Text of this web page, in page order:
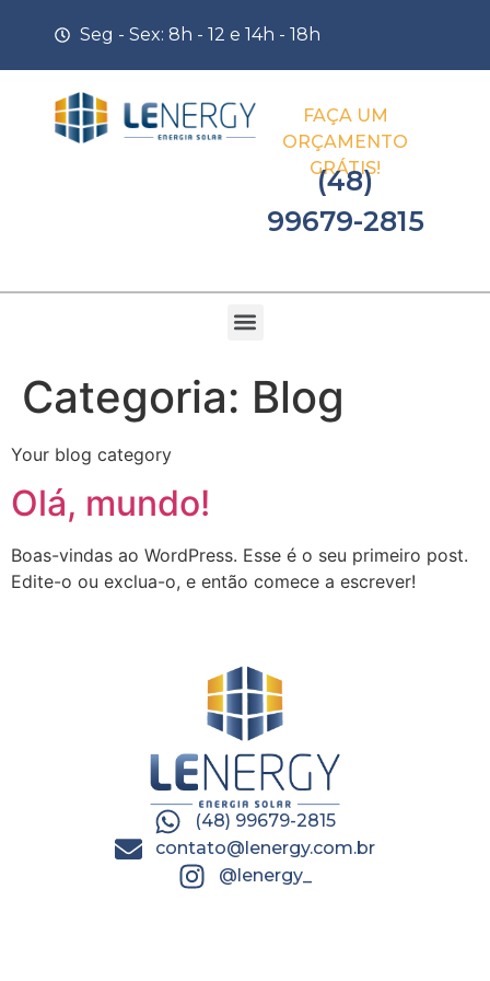
Seg - Sex: 8h - 12 e 14h - 18h
FAÇA UM
ORÇAMENTO
GRÁTIS!
(48)
99679-2815
Categoria: Blog
Your blog category
Olá, mundo!
Boas-vindas ao WordPress. Esse é o seu primeiro post.
Edite-o ou exclua-o, e então comece a escrever!
(48) 99679-2815
contato@lenergy.com.br
@lenergy_